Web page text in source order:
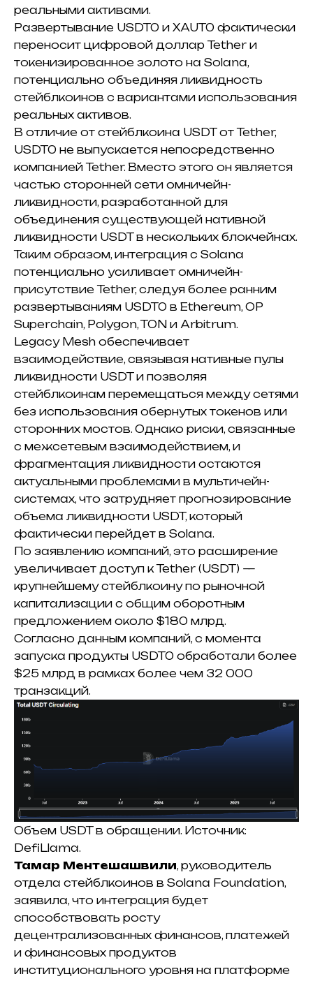
реальными активами.
Развертывание USDT0 и XAUT0 фактически
переносит цифровой доллар Tether и
токенизированное золото на Solana,
потенциально объединяя ликвидность
стейблкоинов с вариантами использования
реальных активов.
В отличие от стейблкоина USDT от Tether,
USDT0 не выпускается непосредственно
компанией Tether. Вместо этого он является
частью сторонней сети омничейн-
ликвидности, разработанной для
объединения существующей нативной
ликвидности USDT в нескольких блокчейнах.
Таким образом, интеграция с Solana
потенциально усиливает омничейн-
присутствие Tether, следуя более ранним
развертываниям USDT0 в Ethereum, OP
Superchain, Polygon,TON и Arbitrum.
Legacy Mesh обеспечивает
взаимодействие, связывая нативные пулы
ликвидности USDT и позволяя
стейблкоинам перемещаться между сетями
без использования обернутых токенов или
сторонних мостов. Однако риски, связанные
с межсетевым взаимодействием, и
фрагментация ликвидности остаются
актуальными проблемами в мультичейн-
системах, что затрудняет прогнозирование
объема ликвидности USDT, который
фактически перейдет в Solana.
По заявлению компаний, это расширение
увеличивает доступ к Tether (USDT) —
крупнейшему стейблкоину по рыночной
капитализации с общим оборотным
предложением около $180 млрд.
Согласно данным компаний, с момента
запуска продукты USDT0 обработали более
$25 млрд в рамках более чем 32 000
транзакций.
Объем USDT в обращении. Источник:
DefiLlama.
Тамар Ментешашвили, руководитель
отдела стейблкоинов в Solana Foundation,
заявила, что интеграция будет
способствовать росту
децентрализованных финансов, платежей
и финансовых продуктов
институционального уровня на платформе